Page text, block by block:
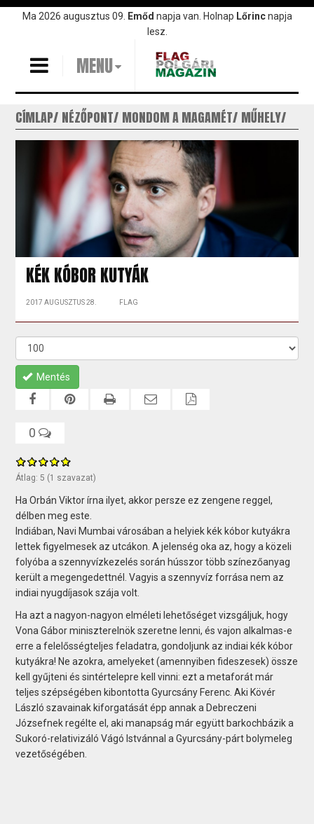
UgrásMa 2026 augusztus 09. Emőd napja van. Holnap Lőrincnapja
lesz.
MENU
CÍMLAP NÉZŐPONT MONDOM A MAGAMÉT MŰHELY
KÉK KÓBOR KUTYÁK
2017 AUGUSZTUS 28. FLAG
Mentés
0
Átlag: 5 (1 szavazat)
Ha Orbán Viktor írna ilyet, akkor persze ez zengene reggel,
délben meg este.
Indiában, Navi Mumbai városában a helyiek kék kóbor kutyákra
lettek figyelmesek az utcákon. A jelenség oka az, hogy a közeli
folyóba a szennyvízkezelés során hússzor több színezőanyag
került a megengedettnél. Vagyis a szennyvíz forrása nem az
indiai nyugdíjasok szája volt.
Ha azt a nagyon-nagyon elméleti lehetőséget vizsgáljuk, hogy
Vona Gábor miniszterelnök szeretne lenni, és vajon alkalmas-e
erre a felelősségteljes feladatra, gondoljunk az in­diai kék kóbor
kutyákra! Ne azokra, amelyeket (amennyiben fideszesek) össze
kell gyűjteni és sintértelepre kell vinni: ezt a metaforát már
teljes szépségében kibontotta Gyurcsány Ferenc. Aki Kövér
László szavainak kiforgatását épp annak a Debreczeni
Józsefnek regélte el, aki manapság már együtt barkochbázik a
Sukoró-relativizáló Vágó Istvánnal a Gyurcsány-párt bolymeleg
vezetőségében.